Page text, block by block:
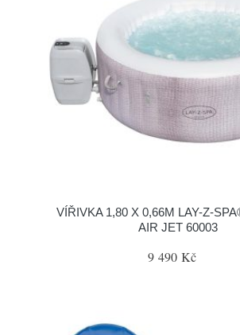
VÍŘIVKA 1,80 X 0,66M LAY-Z-
AIR JET 60003
9 490 Kč